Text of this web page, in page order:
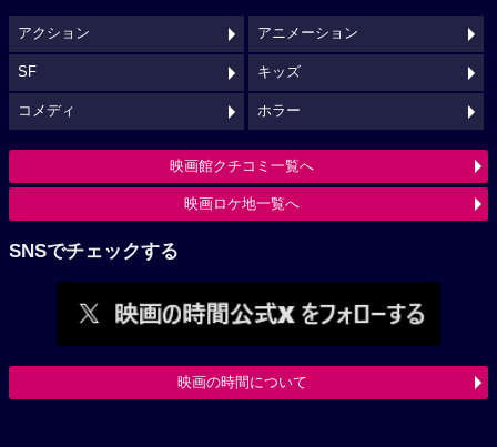
アクション アニメーション
SF キッズ
コメディ ホラー
映画館クチコミ一覧へ
映画ロケ地一覧へ
SNSでチェックする
映画の時間について